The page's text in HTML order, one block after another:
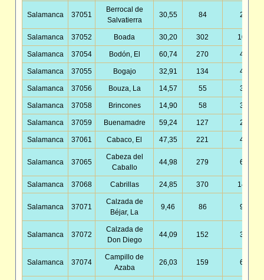
Salamanca 37051
Berrocal de
Salvatierra
30,55 84 2,75
Salamanca 37052 Boada 30,20 302 10,00
Salamanca 37054 Bodón, El 60,74 270 4,45
Salamanca 37055 Bogajo 32,91 134 4,07
Salamanca 37056 Bouza, La 14,57 55 3,77
Salamanca 37058 Brincones 14,90 58 3,89
Salamanca 37059 Buenamadre 59,24 127 2,14
Salamanca 37061 Cabaco, El 47,35 221 4,67
Salamanca 37065
Cabeza del
Caballo
44,98 279 6,20
Salamanca 37068 Cabrillas 24,85 370 14,89
Salamanca 37071
Calzada de
Béjar, La
9,46 86 9,09
Salamanca 37072
Calzada de
Don Diego
44,09 152 3,45
Salamanca 37074
Campillo de
Azaba
26,03 159 6,11